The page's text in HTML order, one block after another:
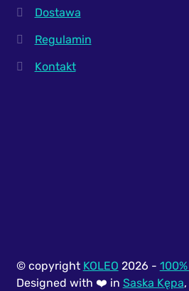
Dostawa
Regulamin
Kontakt
© copyright KOLEO 2026 -
Designed with ❤️ in Saska Kępa